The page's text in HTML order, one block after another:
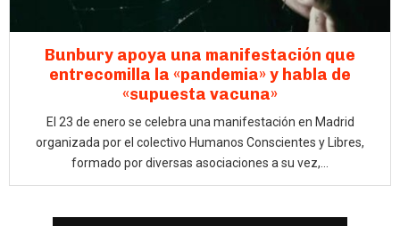
Bunbury apoya una manifestación que
entrecomilla la «pandemia» y habla de
«supuesta vacuna»
El 23 de enero se celebra una manifestación en Madrid
organizada por el colectivo Humanos Conscientes y Libres,
formado por diversas asociaciones a su vez,...